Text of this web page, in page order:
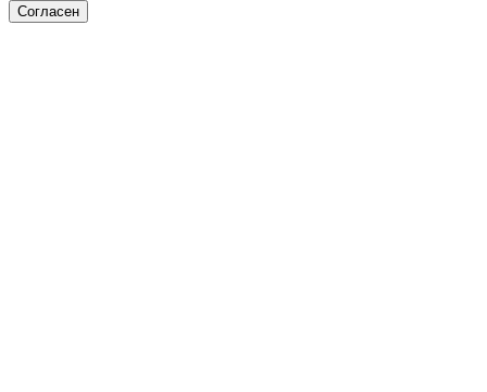
Согласен